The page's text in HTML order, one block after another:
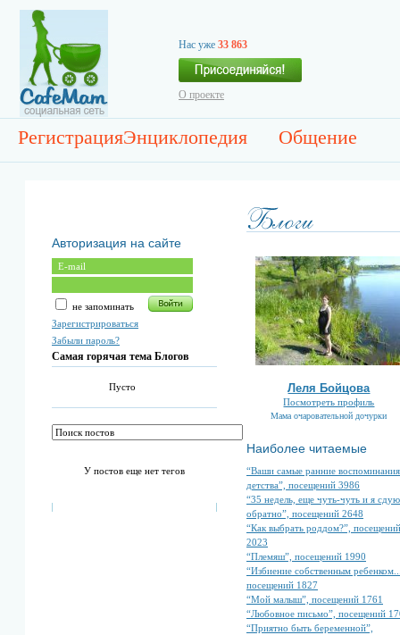
Нас уже 33 863
О проекте
РегистрацияЭнциклопедия Общение
Авторизация на сайте
не запоминать
Зарегистрироваться
Забыли пароль?
Самая горячая тема Блогов
Пусто
У постов еще нет тегов
Леля Бойцова
Посмотреть профиль
Мама очаровательной дочурки
Наиболее читаемые
“Ваши самые ранние
детства”, посещений 3986
“35 недель, еще чуть-чуть и я
обратно”, посещений 2648
“Как выбрать роддом?”, посещений
2023
“Племяш”, посещений 1990
“Избиение собственным
посещений 1827
“Мой малыш”, посещений 1761
“Любовное письмо”, посещений
“Приятно быть беременной”,